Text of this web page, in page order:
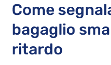
Come
bagaglio
ritardo